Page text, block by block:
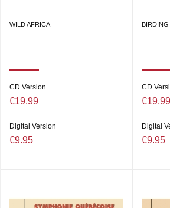
WILD AFRICA
CD Version
€19.99
Digital Version
€9.95
CD
€19.99
Digital
€9.95